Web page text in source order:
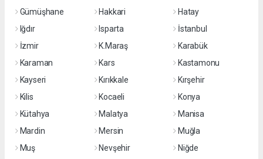
Gümüşhane
Hakkari
Hatay
Iğdır
Isparta
İstanbul
İzmir
K.Maraş
Karabük
Karaman
Kars
Kastamonu
Kayseri
Kırıkkale
Kırşehir
Kilis
Kocaeli
Konya
Kütahya
Malatya
Manisa
Mardin
Mersin
Muğla
Muş
Nevşehir
Niğde